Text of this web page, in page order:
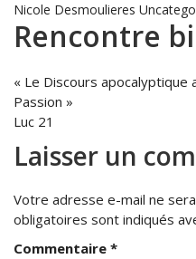
Nicole Desmoulieres
Rencontre
« Le Discours apocalyptique
Passion »
Luc 21
Laisser un
Votre adresse e-mail ne
obligatoires sont indiqués
Commentaire *